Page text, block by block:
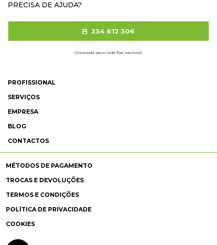
PROFISSIONAL
SERVIÇOS
EMPRESA
BLOG
CONTACTOS
MÉTODOS DE PAGAMENTO
TROCAS E DEVOLUÇÕES
TERMOS E CONDIÇÕES
POLÍTICA DE PRIVACIDADE
COOKIES
PRECISA DE AJUDA?
234 612 306
Chamada para rede fixa nacional